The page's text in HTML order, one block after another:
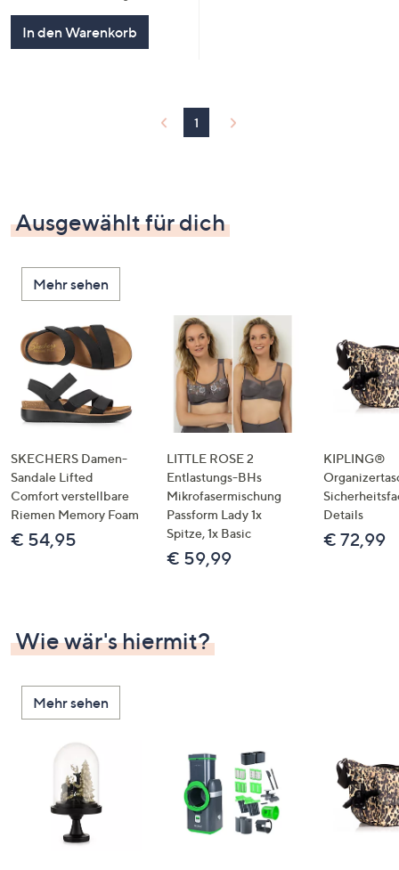
In den Warenkorb
1
Ausgewählt für dich
Mehr sehen
SKECHERS Damen-
Sandale Lifted
Comfort verstellbare
Riemen Memory Foam
€ 54,95
LITTLE ROSE 2
Entlastungs-BHs
Mikrofasermischung
Passform Lady 1x
Spitze, 1x Basic
€ 59,99
KIPLING®
Details
€ 72,99
Wie wär's hiermit?
Mehr sehen